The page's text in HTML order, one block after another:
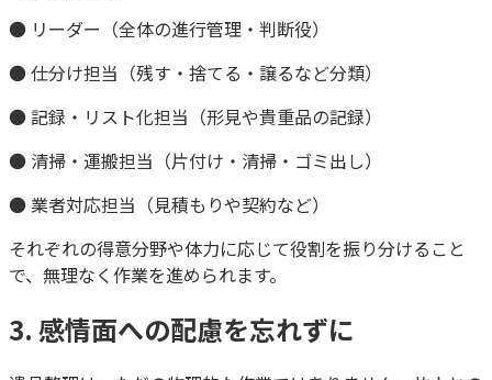
● リーダー（全体の進行管理・判断役）
● 仕分け担当（残す・捨てる・譲るなど分類）
● 記録・リスト化担当（形見や貴重品の記録）
● 清掃・運搬担当（片付け・清掃・ゴミ出し）
● 業者対応担当（見積もりや契約など）
それぞれの得意分野や体力に応じて役割を振り分けること
で、無理なく作業を進められます。
3. 感情面への配慮を忘れずに